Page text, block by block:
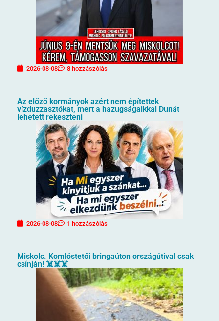
2026-08-08 8 hozzászólás
Az előző kormányok azért nem építettek
vízduzzasztókat, mert a hazugságaikkal Dunát
lehetett rekeszteni
2026-08-08 1 hozzászólás
Miskolc. Komlóstetői bringaúton országútival csak
csínján! ☠️☠️☠️